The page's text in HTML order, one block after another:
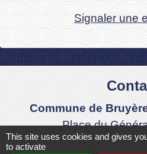
Signaler une
Commune de
Place du
02860 Bruyères-et-
This site uses cookies and gives
to activate